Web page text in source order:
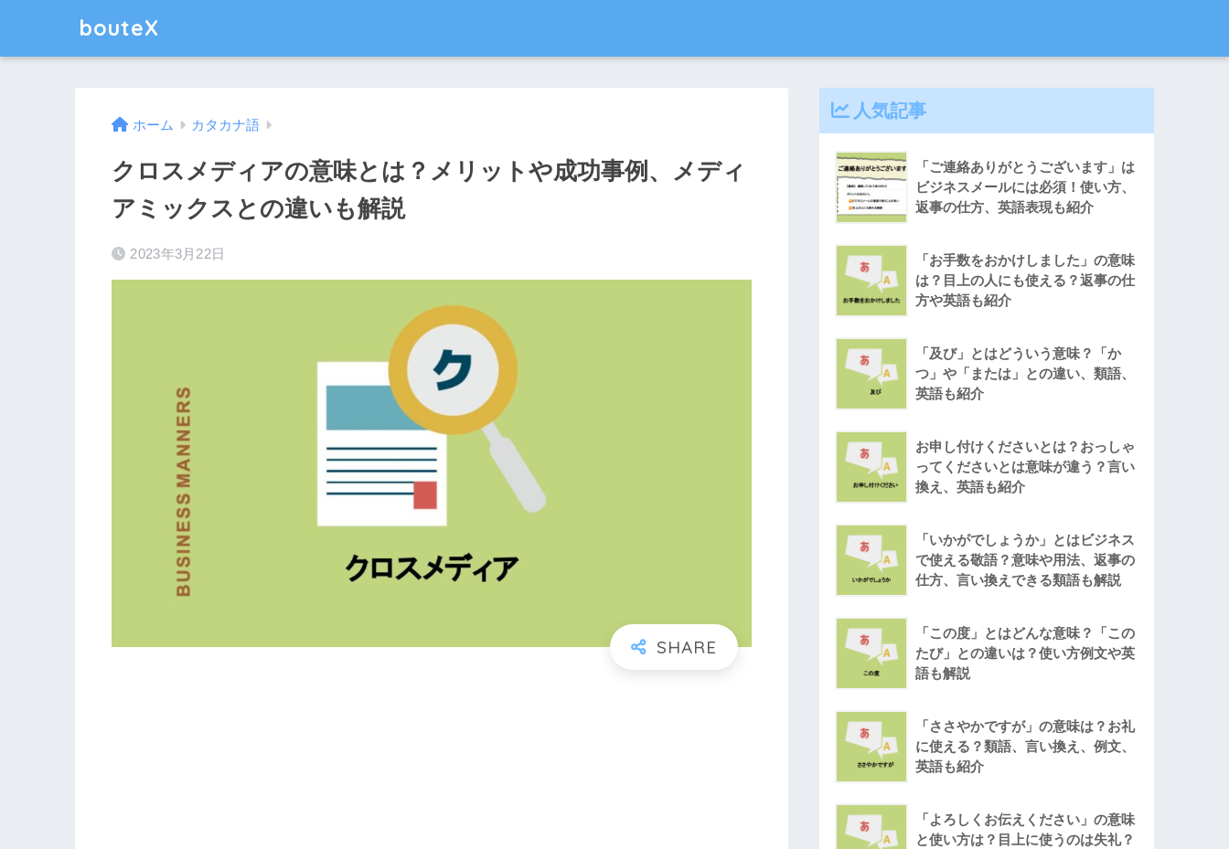
bouteX
ホーム カタカナ語
クロスメディアの意味とは？メリットや成功事例、メディ
アミックスとの違いも解説
2023年3月22日
人気記事
「ご連絡ありがとうございます」は
ビジネスメールには必須！使い方、
返事の仕方、英語表現も紹介
「お手数をおかけしました」の意味
は？目上の人にも使える？返事の仕
方や英語も紹介
「及び」とはどういう意味？「か
つ」や「または」との違い、類語、
英語も紹介
お申し付けくださいとは？おっしゃ
ってくださいとは意味が違う？言い
換え、英語も紹介
「いかがでしょうか」とはビジネス
で使える敬語？意味や用法、返事の
仕方、言い換えできる類語も解説
「この度」とはどんな意味？「この
たび」との違いは？使い方例文や英
語も解説
「ささやかですが」の意味は？お礼
に使える？類語、言い換え、例文、
英語も紹介
「よろしくお伝えください」の意味
と使い方は？目上に使うのは失礼？